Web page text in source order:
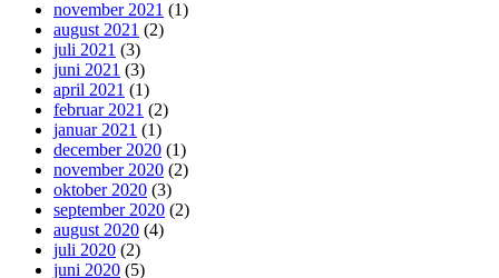
november 2021 (1)
august 2021 (2)
juli 2021 (3)
juni 2021 (3)
april 2021 (1)
februar 2021 (2)
januar 2021 (1)
december 2020 (1)
november 2020 (2)
oktober 2020 (3)
september 2020 (2)
august 2020 (4)
juli 2020 (2)
juni 2020 (5)